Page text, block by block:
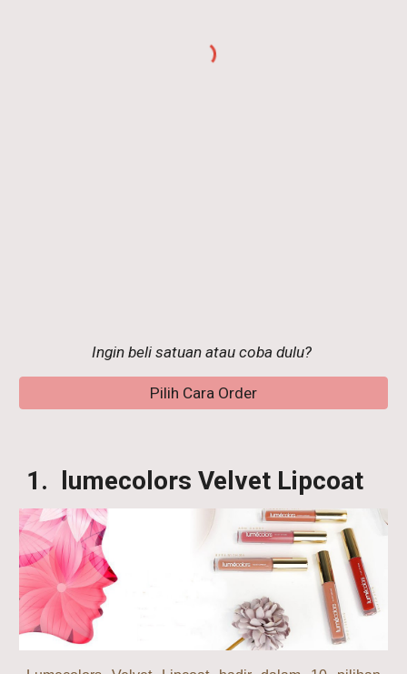
Ingin beli satuan atau coba dulu?
Pilih Cara Order
1. lumecolors Velvet Lipcoat